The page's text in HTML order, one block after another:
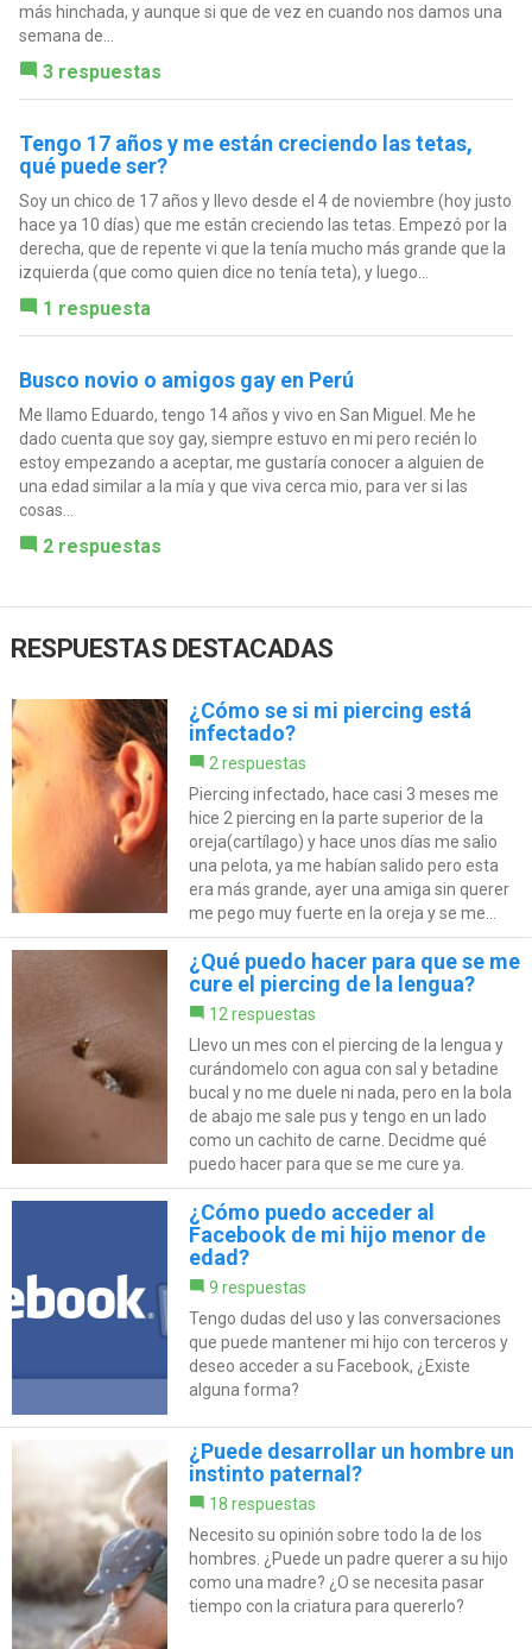
más hinchada, y aunque si que de vez en cuando nos damos una
semana de...
3 respuestas
Tengo 17 años y me están creciendo las tetas,
qué puede ser?
Soy un chico de 17 años y llevo desde el 4 de noviembre (hoy justo
hace ya 10 días) que me están creciendo las tetas. Empezó por la
derecha, que de repente vi que la tenía mucho más grande que la
izquierda (que como quien dice no tenía teta), y luego...
1 respuesta
Busco novio o amigos gay en Perú
Me llamo Eduardo, tengo 14 años y vivo en San Miguel. Me he
dado cuenta que soy gay, siempre estuvo en mi pero recién lo
estoy empezando a aceptar, me gustaría conocer a alguien de
una edad similar a la mía y que viva cerca mio, para ver si las
cosas...
2 respuestas
RESPUESTAS DESTACADAS
¿Cómo se si mi piercing está
infectado?
2 respuestas
Piercing infectado, hace casi 3 meses me
hice 2 piercing en la parte superior de la
oreja(cartílago) y hace unos días me salio
una pelota, ya me habían salido pero esta
era más grande, ayer una amiga sin querer
me pego muy fuerte en la oreja y se me...
¿Qué puedo hacer para que se me
cure el piercing de la lengua?
12 respuestas
Llevo un mes con el piercing de la lengua y
curándomelo con agua con sal y betadine
bucal y no me duele ni nada, pero en la bola
de abajo me sale pus y tengo en un lado
como un cachito de carne. Decidme qué
puedo hacer para que se me cure ya.
¿Cómo puedo acceder al
Facebook de mi hijo menor de
edad?
9 respuestas
Tengo dudas del uso y las conversaciones
que puede mantener mi hijo con terceros y
deseo acceder a su Facebook, ¿Existe
alguna forma?
¿Puede desarrollar un hombre un
instinto paternal?
18 respuestas
Necesito su opinión sobre todo la de los
hombres. ¿Puede un padre querer a su hijo
como una madre? ¿O se necesita pasar
tiempo con la criatura para quererlo?